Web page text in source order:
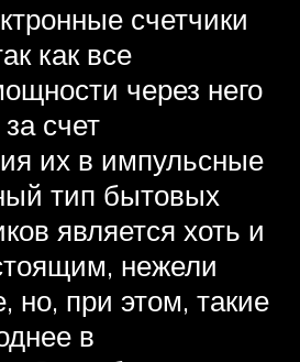
счетчики
как все
через него
счет
их в импульсные
тип бытовых
является хоть и
нежели
но, при этом, такие
в